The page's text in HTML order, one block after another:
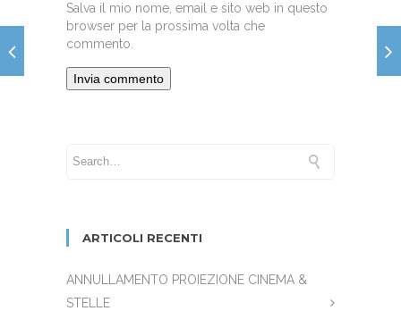
Salva il mio nome, email e sito web in questo
browser per la prossima volta che
commento.
ARTICOLI RECENTI
ANNULLAMENTO PROIEZIONE CINEMA &
STELLE